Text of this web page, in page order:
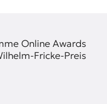
Online Awards
Fricke-Preis